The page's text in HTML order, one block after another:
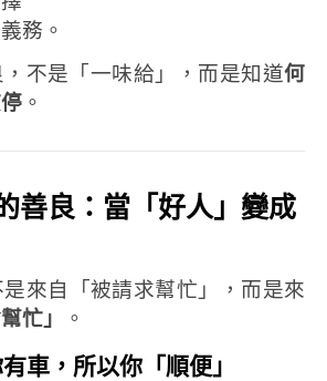
務。
不是「一味給」， 而是知道何
。
善良：當「好人」變成
是來自「被請求幫忙」， 而是來
忙」 。
車，所以你「順便」